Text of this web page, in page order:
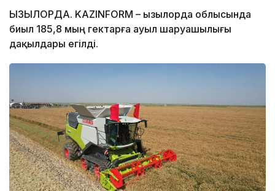
ҚЫЗЫЛОРДА. KAZINFORM – Қызылорда облысында
биыл 185,8 мың гектарға ауыл шаруашылығы
дақылдары егілді.